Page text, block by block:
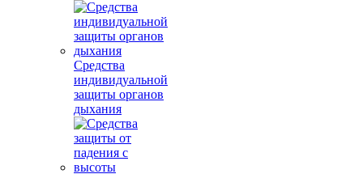
Средства
индивидуальной
защиты органов
дыхания